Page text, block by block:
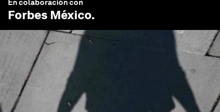
En colaboración con
Forbes México.